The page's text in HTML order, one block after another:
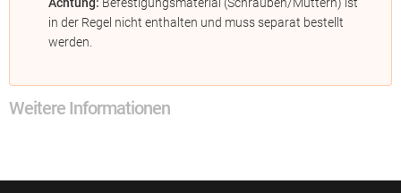
in der Regel nicht enthalten und muss separat bestellt
werden.
Weitere Informationen